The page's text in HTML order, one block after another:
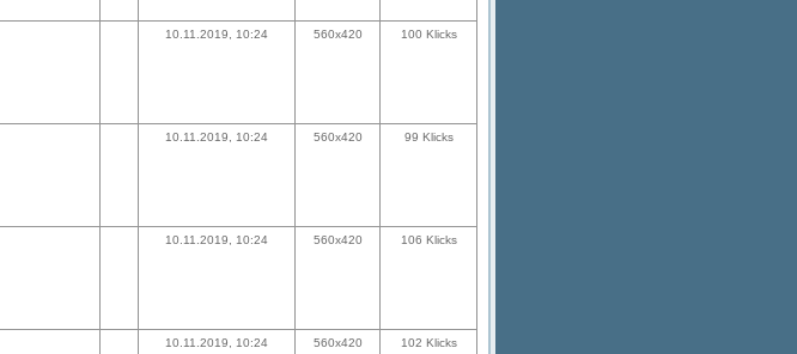
10.11.2019, 10:24 560x420 100 Klicks
10.11.2019, 10:24 560x420 99 Klicks
10.11.2019, 10:24 560x420 106 Klicks
10.11.2019, 10:24 560x420 102 Klicks